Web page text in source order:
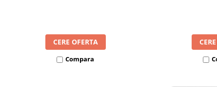
CERE OFERTA
Compara